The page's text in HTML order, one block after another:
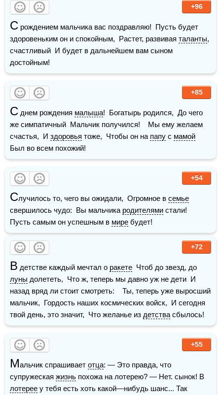
+96
С рождением мальчика вас поздравляю!  Пусть будет
здоровеньким он и спокойным,  Растет, развивая таланты,
счастливый  И будет в дальнейшем вам сыном
достойным!
+85
С днем рождения малыша!  Богатырь родился,  До чего
же симпатичный  Мальчик получился!    Мы ему желаем
счастья,  И здоровья тоже,  Чтобы он на папу с мамой
Был во всем похожий!
+54
Случилось то, чего вы ожидали,  Огромное в семье
свершилось чудо:  Вы мальчика родителями стали!
Пусть самым он успешным в мире будет!
+72
В детстве каждый мечтал о ракете
луны долететь,  Что ж, теперь мы давно уж не дети  И
назад вряд ли стоит смотреть:    Ты, теперь уже выросший
мальчик,  Гордость наших космических войск,  И сегодня
твой день, это значит,  Что желанье из детства сбылось!
+55
Мальчик спрашивает отца: — Это правда, что
супружеская жизнь
лотерее у тебя есть хоть какой—нибудь шанс... Так